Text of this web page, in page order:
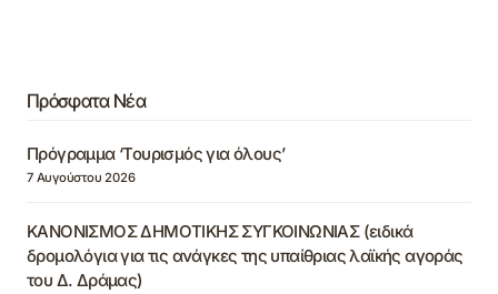
Πρόσφατα Νέα
Πρόγραμμα ‘Τουρισμός για όλους’
7 Αυγούστου 2026
ΚΑΝΟΝΙΣΜΟΣ ΔΗΜΟΤΙΚΗΣ ΣΥΓΚΟΙΝΩΝΙΑΣ (ειδικά
δρομολόγια για τις ανάγκες της υπαίθριας λαϊκής αγοράς
του Δ. Δράμας)